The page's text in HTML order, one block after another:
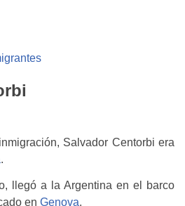
Salvador Centorbi era
.
llegó a la Argentina en el barco
en Genova.